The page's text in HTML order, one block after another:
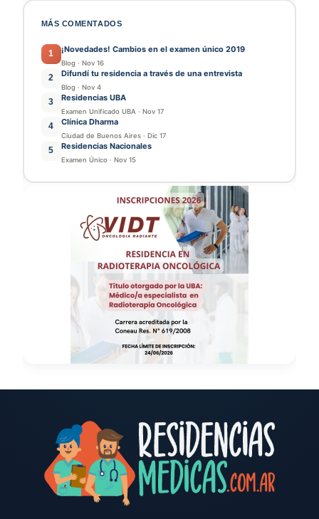
MÁS COMENTADOS
1 ¡Novedades! Cambios en el examen único 2019
Blog · Nov 16
2 Difundí tu residencia a través de una entrevista
Blog · Nov 4
3 Residencias UBA
Examen Unificado UBA · Nov 17
4 Clínica Dharma
Ciudad de Buenos Aires · Dic 17
5 Residencias Nacionales
Examen Único · Nov 15